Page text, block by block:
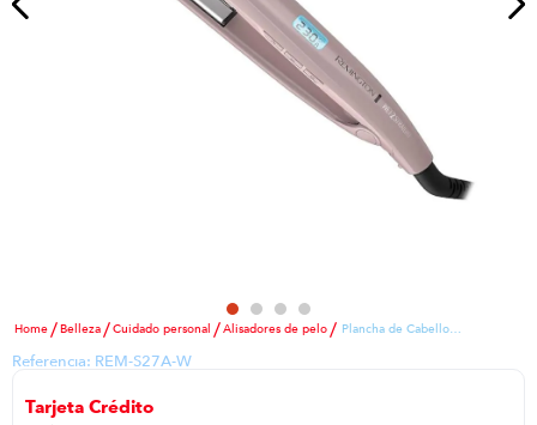
Belleza Cuidado personal Alisadores de pelo Plancha de Cabello Remington S27A P8786 | Color Morado
Referencia: REM-S27A-W
Tarjeta Crédito